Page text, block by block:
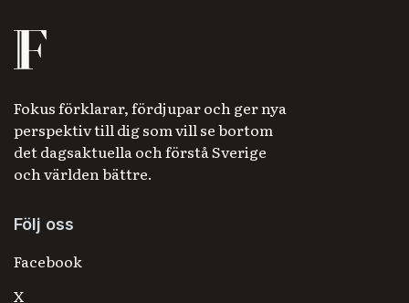
Fokus förklarar, fördjupar och ger nya
perspektiv till dig som vill se bortom
det dagsaktuella och förstå Sverige
och världen bättre.
Följ oss
Facebook
X